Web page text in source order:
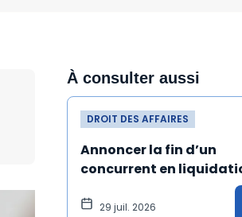
À consulter aussi
DROIT DES AFFAIRES
Annoncer la fin d’un
concurrent en
judiciaire et de ses
peut constituer un dol
29 juil. 2026